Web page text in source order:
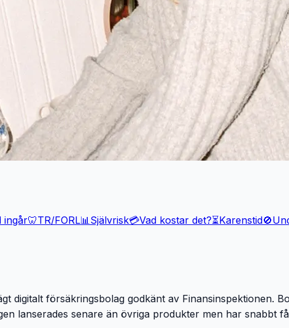
ingår🦷TR/FORL📊 Självrisk💳Vad kostar det?⏳Karenstid🚫
digitalt försäkringsbolag godkänt av
lanserades senare än övriga produkter men har snabbt